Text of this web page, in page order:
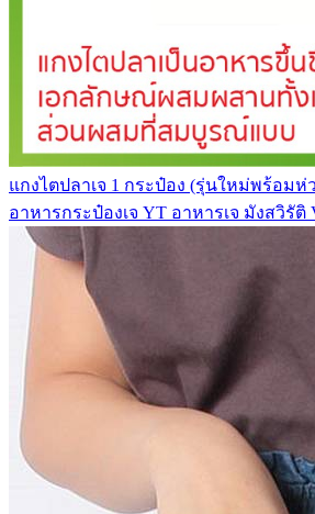
แกงไตปลาเจ 1 กระป๋อง (รุ่นใหม่พร้อมห่ว
อาหารกระป๋องเจ YT อาหารเจ มังสวิรัติ